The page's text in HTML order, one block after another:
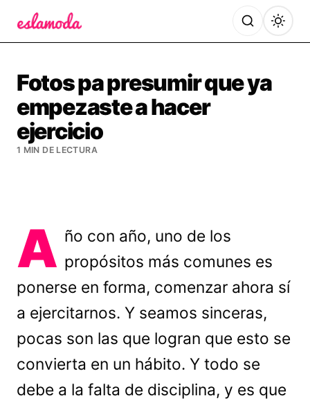
Fotos pa presumir que ya
empezaste a hacer
ejercicio
1 MIN DE LECTURA
A ño con año, uno de los
propósitos más comunes es
ponerse en forma, comenzar ahora sí
a ejercitarnos. Y seamos sinceras,
pocas son las que logran que esto se
convierta en un hábito. Y todo se
debe a la falta de disciplina, y es que